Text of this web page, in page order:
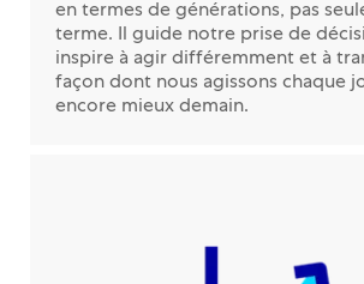
en termes de générations, pas
terme. Il guide notre prise de
inspire à agir différemment et à
façon dont nous agissons chaque
encore mieux demain.